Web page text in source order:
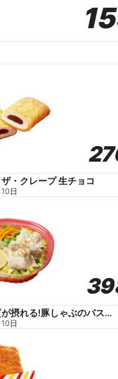
・クレープ 生チョコ
日
たんぱく質が摂れる!豚しゃぶのパスタサラダ
日